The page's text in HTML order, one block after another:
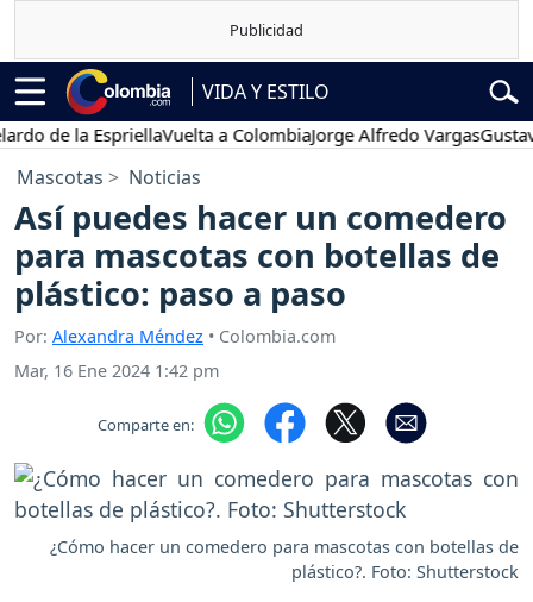
VIDA Y ESTILO
la EspriellaVuelta a ColombiaJorge Alfredo VargasGustavo
Mascotas Noticias
Así puedes hacer un comedero
para mascotas con botellas de
plástico: paso a paso
Por: Alexandra Méndez • Colombia.com
Mar, 16 Ene 2024 1:42 pm
Comparte en:
¿Cómo hacer un comedero para mascotas con botellas de
plástico?. Foto: Shutterstock